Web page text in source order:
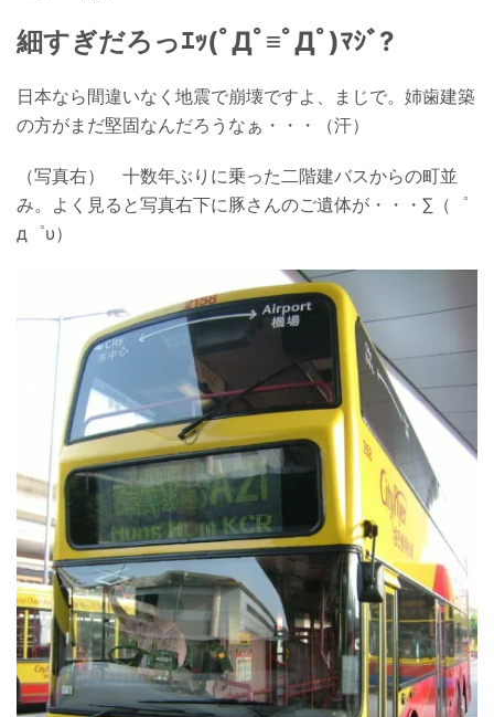
細すぎだろっｴｯ(ﾟДﾟ≡ﾟДﾟ)ﾏｼﾞ?
日本なら間違いなく地震で崩壊ですよ、まじで。姉歯建築
の方がまだ堅固なんだろうなぁ・・・（汗）
（写真右） 十数年ぶりに乗った二階建バスからの町並
み。よく見ると写真右下に豚さんのご遺体が・・・∑（゜
д゜υ）